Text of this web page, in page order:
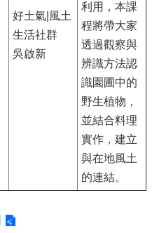
好土氣|風土
生活社群
吳啟新
利用，本課
程將帶大家
透過觀察與
辨識方法認
識園圃中的
野生植物，
並結合料理
實作，建立
與在地風土
的連結。